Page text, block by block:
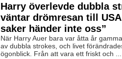
Harry överlevde dubbla
väntar drömresan till
saker händer inte oss”
När Harry Auer bara var åtta år
av dubbla strokes, och livet
ögonblick. Från att vara ett friskt och ...